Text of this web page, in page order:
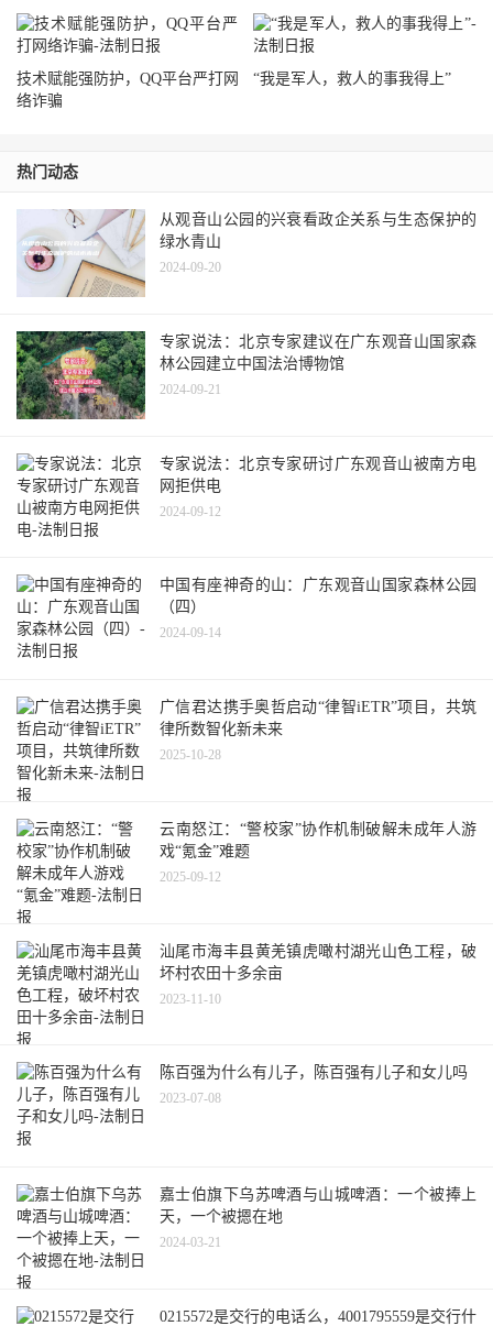
技术赋能强防护，QQ平台严打网
络诈骗
“我是军人，救人的事我得上”
热门动态
从观音山公园的兴衰看政企关系与生态保护的
绿水青山
2024-09-20
专家说法：北京专家建议在广东观音山国家森
林公园建立中国法治博物馆
2024-09-21
专家说法：北京专家研讨广东观音山被南方电
网拒供电
2024-09-12
中国有座神奇的山：广东观音山国家森林公园
（四）
2024-09-14
广信君达携手奥哲启动“律智iETR”项目，共筑
律所数智化新未来
2025-10-28
云南怒江：“警校家”协作机制破解未成年人游
戏“氪金”难题
2025-09-12
汕尾市海丰县黄羌镇虎噉村湖光山色工程，破
坏村农田十多余亩
2023-11-10
陈百强为什么有儿子，陈百强有儿子和女儿吗
2023-07-08
嘉士伯旗下乌苏啤酒与山城啤酒：一个被捧上
天，一个被摁在地
2024-03-21
0215572是交行的电话么，4001795559是交行什